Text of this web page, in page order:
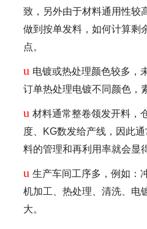
致，另外由于材料通用性较
做到按单发料，如何计算剩
点。
u 电镀或热处理颜色较多，
订单热处理电镀不同颜色，
u 材料通常整卷领发开料，
度、KG数发给产线，因此
料的管理和再利用率就会显
u 生产车间工序多，例如：
机加工、热处理、清洗、
大。